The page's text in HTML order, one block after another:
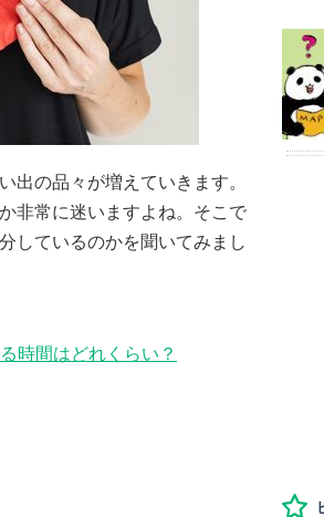
出の品々が増えていきます。
非常に迷いますよね。そこで
しているのかを聞いてみまし
時間はどれくらい？